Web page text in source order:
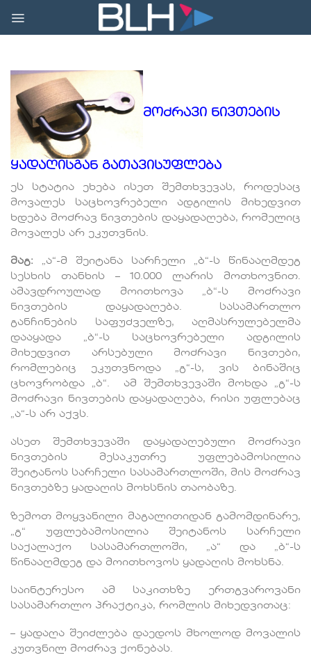
content
მოძრავი ნივთების
ყადაღისგან გათავისუფლება
ეს სტატია ეხება ისეთ შემთხვევას, როდესაც
მოვალეს საცხოვრებელი ადგილის მიხედვით
ხდება მოძრავ ნივთების დაყადაღება, რომელიც
მოვალეს არ ეკუთვნის.
მაგ: „ა“-მ შეიტანა სარჩელი „ბ“-ს წინააღმდეგ
სესხის თანხის – 10.000 ლარის მოთხოვნით.
ამავდროულად მოითხოვა „ბ“-ს მოძრავი
ნივთების დაყადაღება. სასამართლო
განჩინების საფუძველზე, აღმასრულებელმა
დააყადა „ბ“-ს საცხოვრებელი ადგილის
მიხედვით არსებული მოძრავი ნივთები,
რომლებიც ეკუთვნოდა „გ“-ს, ვის ბინაშიც
ცხოვრობდა „ბ“. ამ შემთხვევაში მოხდა „გ“-ს
მოძრავი ნივთების დაყადაღება, რისი უფლებაც
„ა“-ს არ აქვს.
ასეთ შემთხვევაში დაყადაღებული მოძრავი
ნივთების მესაკუთრე უფლებამოსილია
შეიტანოს სარჩელი სასამართლოში, მის მოძრავ
ნივთებზე ყადაღის მოხსნის თაობაზე.
ზემოთ მოყვანილი მაგალითიდან გამომდინარე,
„გ“ უფლებამოსილია შეიტანოს სარჩელი
საქალაქო სასამართლოში, „ა“ და „ბ“-ს
წინააღმდეგ და მოითხოვოს ყადაღის მოხსნა.
საინტერესო ამ საკითხზე ერთგვაროვანი
სასამართლო პრაქტიკა, რომლის მიხედვითაც:
– ყადაღა შეიძლება დაედოს მხოლოდ მოვალის
კუთვნილ მოძრავ ქონებას.